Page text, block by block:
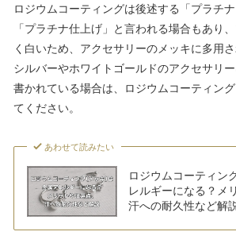
ロジウムコーティングは後述する「プラチナ
「プラチナ仕上げ」と言われる場合もあり
く白いため、アクセサリーのメッキに多用さ
シルバーやホワイトゴールドのアクセサリ
書かれている場合は、ロジウムコーティン
てください。
あわせて読みたい
ロジウムコーティン
レルギーになる？メ
汗への耐久性など解